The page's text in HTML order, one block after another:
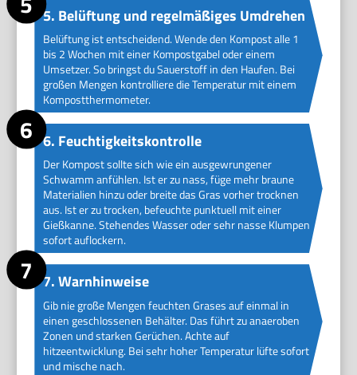
5. Belüftung und regelmäßiges Umdrehen
Belüftung ist entscheidend. Wende den Kompost alle 1
bis 2 Wochen mit einer Kompostgabel oder einem
Umsetzer. So bringst du Sauerstoff in den Haufen. Bei
großen Mengen kontrolliere die Temperatur mit einem
Kompostthermometer.
6. Feuchtigkeitskontrolle
Der Kompost sollte sich wie ein ausgewrungener
Schwamm anfühlen. Ist er zu nass, füge mehr braune
Materialien hinzu oder breite das Gras vorher trocknen
aus. Ist er zu trocken, befeuchte punktuell mit einer
Gießkanne. Stehendes Wasser oder sehr nasse Klumpen
sofort auflockern.
7. Warnhinweise
Gib nie große Mengen feuchten Grases auf einmal in
einen geschlossenen Behälter. Das führt zu anaeroben
Zonen und starken Gerüchen. Achte auf
hitzeentwicklung. Bei sehr hoher Temperatur lüfte sofort
und mische nach.